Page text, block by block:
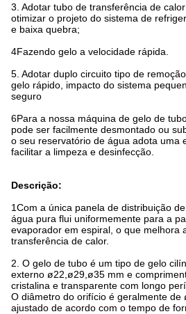
3. Adotar tubo de transferência de
otimizar o projeto do sistema de
e baixa quebra;
4Fazendo gelo a velocidade rápida.
5. Adotar duplo circuito tipo de
gelo rápido, impacto do sistema
seguro
6Para a nossa máquina de gelo de
pode ser facilmente desmontado ou
o seu reservatório de água adota uma
facilitar a limpeza e desinfecção.
Descrição:
1Com a única panela de distribuição
água pura flui uniformemente para a
evaporador em espiral, o que melhora
transferência de calor.
2. O gelo de tubo é um tipo de gelo
externo ø22,ø29,ø35 mm e
cristalina e transparente com longo
O diâmetro do orifício é geralmente de
ajustado de acordo com o tempo de